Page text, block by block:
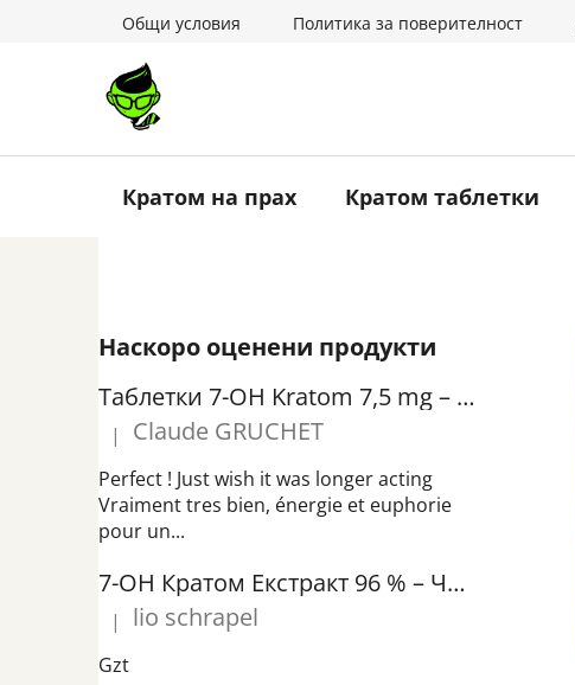
Преминаване
съдържанието
Общи условия Политика за поверителност
Кратом на прах Кратом таблетки
т
р
а
н
и
ч
н
а
л
н
Наскоро оценени продукти
Таблетки 7-OH Kratom 7,5 mg – Чисти таблетки 7-хидроксимитрагинин | GreenGuru
Оценката на продукта е 5 от 5 звезди.
| Claude GRUCHET
Perfect ! Just wish it was longer acting
Vraiment tres bien, énergie et euphorie
pour un...
7-OH Кратом Екстракт 96 % – Чист екстракт на 7-Хидроксимитрагинин | GreenGuru
Оценката на продукта е 5 от 5 звезди.
| lio schrapel
Gzt